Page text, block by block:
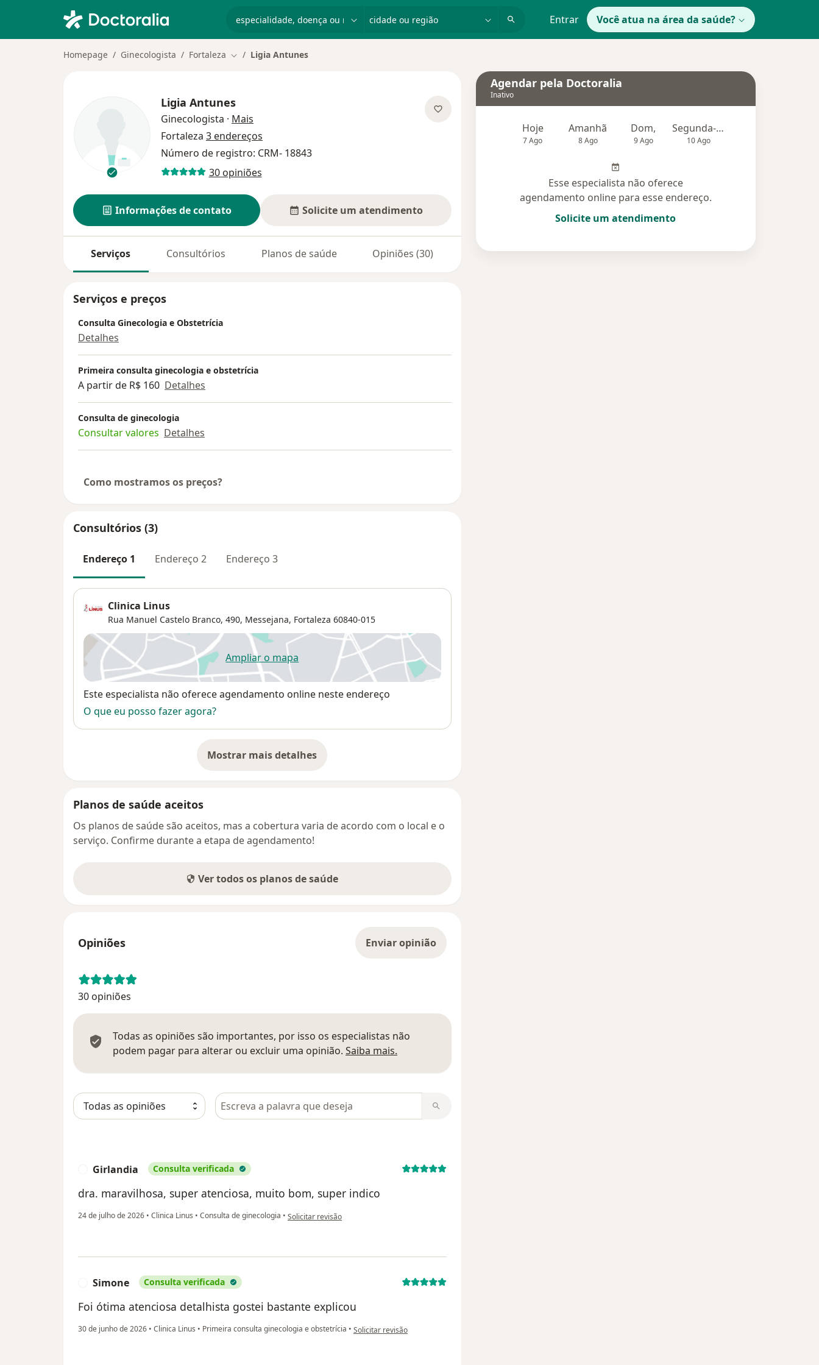
Entrar Você atua na área da saúde?
Homepage Ginecologista Fortaleza Mudar de cidade
Ligia Antunes
Ligia Antunes
Ginecologista · Mais
Fortaleza 3 endereços
Número de registro: CRM- 18843
30 opiniões
Informações de contato Solicite um atendimento
Serviços Consultórios Planos de saúde Opiniões (30)
Serviços e preços
Consulta Ginecologia e Obstetrícia
Detalhes
Primeira consulta ginecologia e obstetrícia
A partir de R$ 160 Detalhes
Consulta de ginecologia
Consultar valores Detalhes
Como mostramos os preços?
Consultórios (3)
Endereço 1 Endereço 2 Endereço 3
Clinica Linus
Rua Manuel Castelo Branco, 490, Messejana, Fortaleza 60840-015
Ampliar o mapaabre num novo separador
Disponibilidade
Este especialista não oferece agendamento online neste endereço
O que eu posso fazer agora?
Mostrar mais detalhes
sobre o endereço
Planos de saúde aceitos
Os planos de saúde são aceitos, mas a cobertura varia de acordo com o local e o
serviço. Confirme durante a etapa de agendamento!
Ver todos os planos de saúde
Opiniões Enviar opinião
30 opiniões
Todas as opiniões são importantes, por isso os especialistas não
podem pagar para alterar ou excluir uma opinião. Saiba mais.
Pesquisar em opiniões
Girlandia Consulta verificada
dra. maravilhosa, super atenciosa, muito bom, super indico
24 de julho de 2026 • Clinica Linus • Consulta de ginecologia • na opinião do utilizador Girlandia
Solicitar revisão
Simone Consulta verificada
Foi ótima atenciosa detalhista gostei bastante explicou
30 de junho de 2026 • Clinica Linus • Primeira consulta ginecologia e obstetrícia • na opinião do utilizador Simone
Solicitar revisão
Agendar pela Doctoralia
Inativo
Hoje
7 Ago
Amanhã
8 Ago
Dom,
9 Ago
Segunda-feira
10 Ago
Esse especialista não oferece
agendamento online para esse endereço.
Solicite um atendimento